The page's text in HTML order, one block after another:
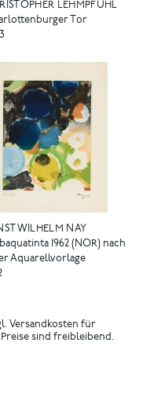
LEHMPFUHL
Tor
WILHELM NAY
1962 (NOR) nach
Aquarellvorlage
Versandkosten für
sind freibleibend.